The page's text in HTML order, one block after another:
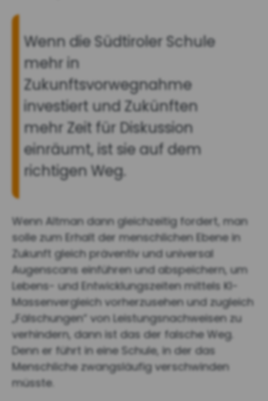
Wenn die Südtiroler Schule
mehr in
Zukunftsvorwegnahme
investiert und Zukünften
mehr Zeit für Diskussion
einräumt, ist sie auf dem
richtigen Weg.
Wenn Altman dann gleichzeitig fordert, man
solle zum Erhalt der menschlichen Ebene in
Zukunft gleich präventiv und universal
Augenscans einführen und abspeichern, um
Lebens- und Entwicklungszeiten mittels KI-
Massenvergleich vorherzusehen und zugleich
„Fälschungen“ von Leistungsnachweisen zu
verhindern, dann ist das der falsche Weg.
Denn er führt in eine Schule, in der das
Menschliche zwangsläufig verschwinden
müsste.